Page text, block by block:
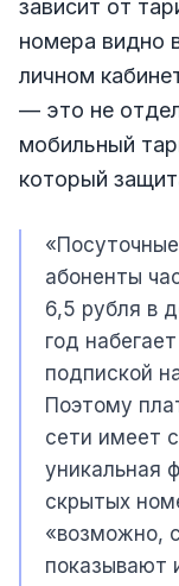
зависит от
номера видно
личном
— это не
мобильный
который
абоненты
6,5 рубля в
год
подпиской
Поэтому
сети имеет
уникальная
скрытых
«возможно,
показывают